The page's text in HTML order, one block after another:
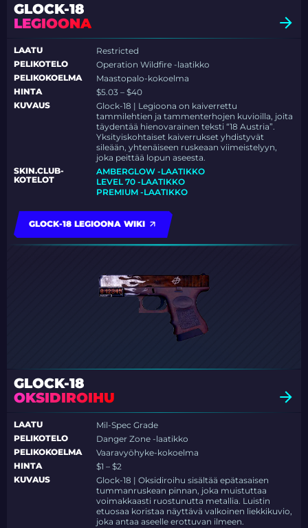
GLOCK-18
LEGIOONA
LAATU
Restricted
PELIKOTELO
Operation Wildfire -laatikko
PELIKOKOELMA
Maastopalo-kokoelma
HINTA
$5.03 – $40
KUVAUS
Glock-18 | Legioona on kaiverrettu
tammilehtien ja tammenterhojen kuvioilla, joita
täydentää hienovarainen teksti “18 Austria”.
Yksityiskohtaiset kaiverrukset yhdistyvät
sileään, yhtenäiseen ruskeaan viimeistelyyn,
joka peittää lopun aseesta.
SKIN.CLUB-
KOTELOT
AMBERGLOW -LAATIKKO
LEVEL 70 -LAATIKKO
PREMIUM -LAATIKKO
GLOCK-18 LEGIOONA WIKI
GLOCK-18
OKSIDIROIHU
LAATU
Mil-Spec Grade
PELIKOTELO
Danger Zone -laatikko
PELIKOKOELMA
Vaaravyöhyke-kokoelma
HINTA
$1 – $2
KUVAUS
Glock-18 | Oksidiroihu sisältää epätasaisen
tummanruskean pinnan, joka muistuttaa
voimakkaasti ruostunutta metallia. Luistin
etuosaa koristaa näyttävä valkoinen liekkikuvio,
joka antaa aseelle erottuvan ilmeen.